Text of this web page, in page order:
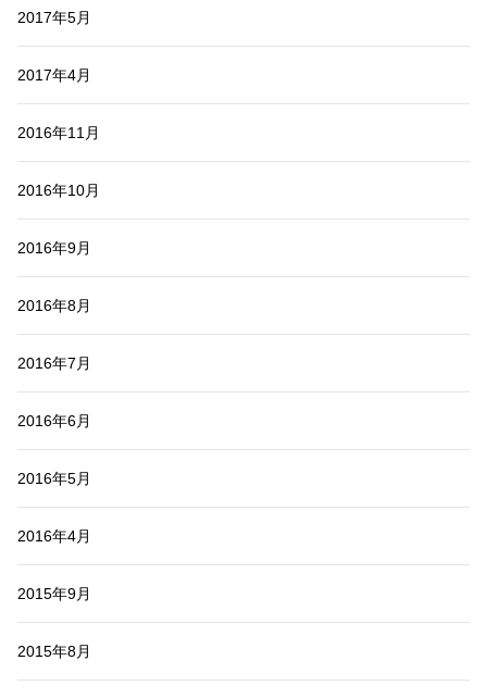
2017年5月
2017年4月
2016年11月
2016年10月
2016年9月
2016年8月
2016年7月
2016年6月
2016年5月
2016年4月
2015年9月
2015年8月